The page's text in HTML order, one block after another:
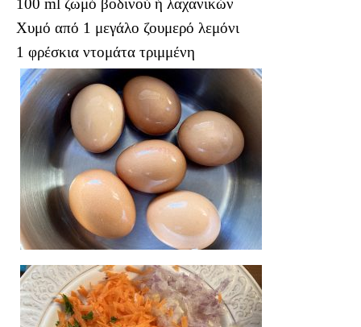
Χυμό από 1 μεγάλο ζουμερό λεμόνι
1 φρέσκια ντομάτα τριμμένη